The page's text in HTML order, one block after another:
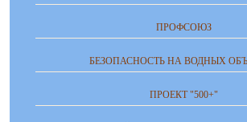
ПРОФСОЮЗ
БЕЗОПАСНОСТЬ НА ВОДНЫХ
ПРОЕКТ "500+"